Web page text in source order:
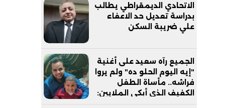
الاتحادي الديمقراطي يطالب
بدراسة تعديل حد الاعفاء
علي ضريبة السكن
الجميع رآه سعيد على أغنية
"إيه اليوم الحلو ده" ولم يروا
فراشه.. مأساة الطفل
الكفيف الذي أبكى الملايين: